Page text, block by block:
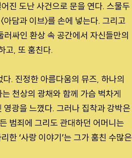
진 도난 사건으로 문을 연다. 스물두
담과 이브〉를 손에 넣는다. 그리고
싸인 환상 속 공간에서 자신들만의
고, 또 훔친다.
. 진정한 아름다움의 뮤즈, 하나의
천상의 광채와 함께 가슴 벅차게
광을 느꼈다. 그러나 집착과 강박은
범죄에 그리도 관대하던 어머니는
한 ‘사랑 이야기’는 그가 훔친 수많은